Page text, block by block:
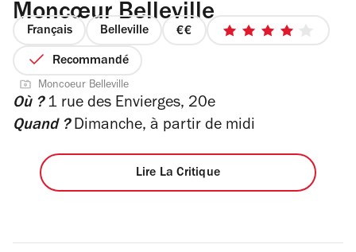
Moncœur Belleville
Français Belleville
prix
4
4
Recommandé
Moncoeur Belleville
Où ? 1 rue des Envierges, 20e
Quand ? Dimanche, à partir de midi
Lire La Critique